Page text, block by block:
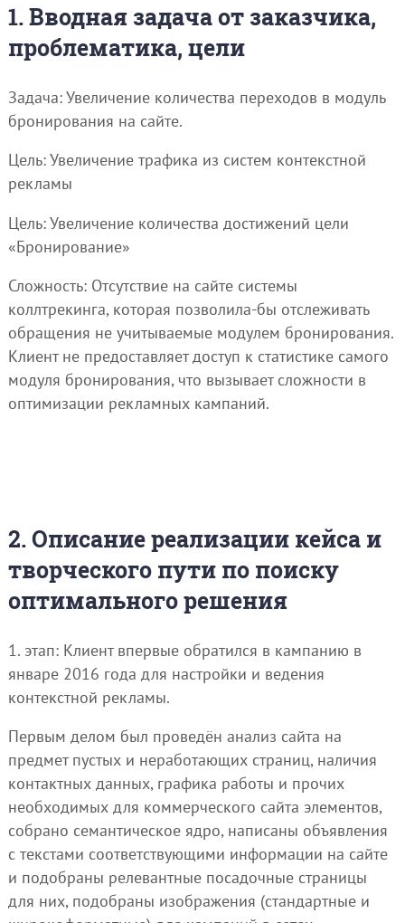
1. Вводная задача от заказчика,
проблематика, цели
Задача: Увеличение количества переходов в модуль
бронирования на сайте.
Цель: Увеличение трафика из систем контекстной
рекламы
Цель: Увеличение количества достижений цели
«Бронирование»
Сложность: Отсутствие на сайте системы
коллтрекинга, которая позволила-бы отслеживать
обращения не учитываемые модулем бронирования.
Клиент не предоставляет доступ к статистике самого
модуля бронирования, что вызывает сложности в
оптимизации рекламных кампаний.
2. Описание реализации кейса и
творческого пути по поиску
оптимального решения
1. этап: Клиент впервые обратился в кампанию в
январе 2016 года для настройки и ведения
контекстной рекламы.
Первым делом был проведён анализ сайта на
предмет пустых и неработающих страниц, наличия
контактных данных, графика работы и прочих
необходимых для коммерческого сайта элементов,
собрано семантическое ядро, написаны объявления
с текстами соответствующими информации на сайте
и подобраны релевантные посадочные страницы
для них, подобраны изображения (стандартные и